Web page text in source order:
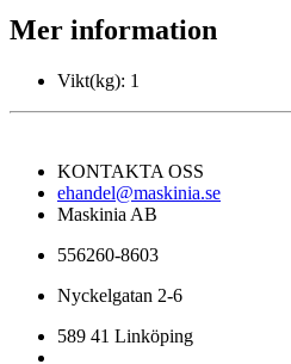
Mer information
Vikt(kg): 1
KONTAKTA OSS
ehandel@maskinia.se
Maskinia AB
556260-8603
Nyckelgatan 2-6
589 41 Linköping